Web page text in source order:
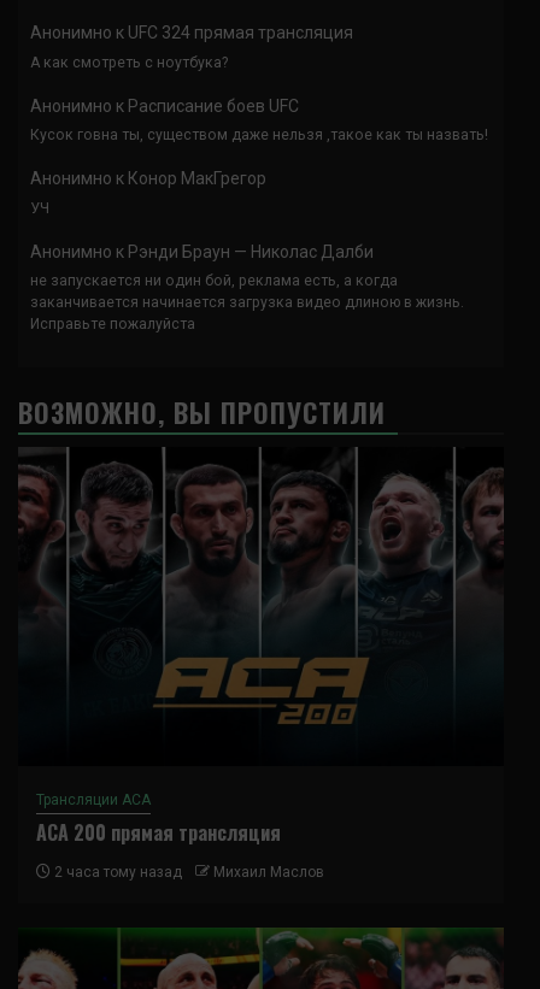
Анонимно к UFC 324 прямая трансляция
А как смотреть с ноутбука?
Анонимно к Расписание боев UFC
Кусок говна ты, существом даже нельзя ,такое как ты назвать!
Анонимно к Конор МакГрегор
УЧ
Анонимно к Рэнди Браун — Николас Далби
не запускается ни один бой, реклама есть, а когда
заканчивается начинается загрузка видео длиною в жизнь.
Исправьте пожалуйста
ВОЗМОЖНО, ВЫ ПРОПУСТИЛИ
Трансляции ACA
ACA 200 прямая трансляция
2 часа тому назад Михаил Маслов